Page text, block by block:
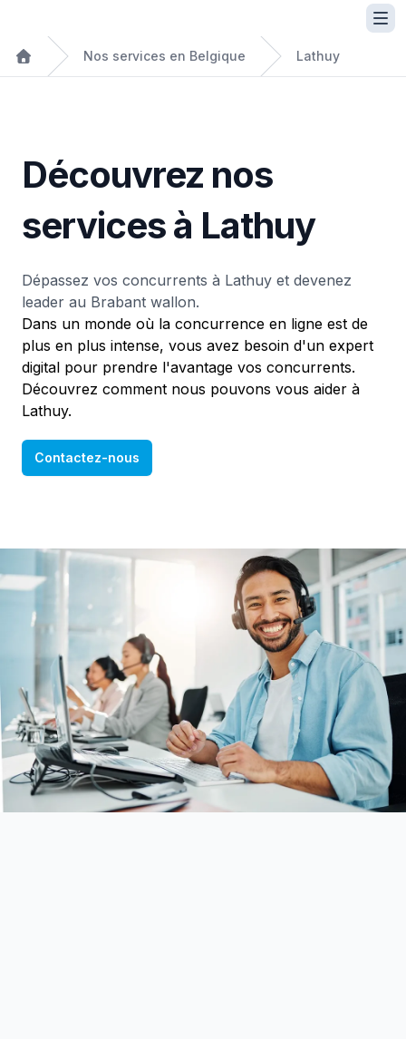
Nos services en Belgique Lathuy
Découvrez nos
services à Lathuy
Dépassez vos concurrents à Lathuy et devenez
leader au Brabant wallon.
Dans un monde où la concurrence en ligne est de
plus en plus intense, vous avez besoin d'un expert
digital pour prendre l'avantage vos concurrents.
Découvrez comment nous pouvons vous aider à
Lathuy.
Contactez-nous